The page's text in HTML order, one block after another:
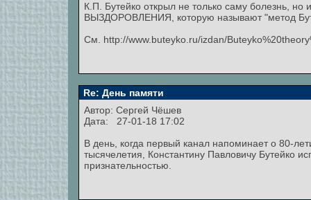
К.П. Бутейко открыл не только саму болезнь,
ВЫЗДОРОВЛЕНИЯ, которую называют "метод
См. http://www.buteyko.ru/izdan/
Re: День памяти
Автор: Сергей Чёшев
Дата: 27-01-18 17:02
В день, когда первый канал напоминает о 80-
тысячелетия, Константину Павловичу Бутейко
признательностью.